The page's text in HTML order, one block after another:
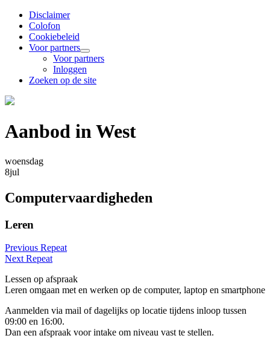
Disclaimer
Colofon
Cookiebeleid
Voor partners
Voor partners
Inloggen
Zoeken op de site
Aanbod in West
woensdag
8jul
Computervaardigheden
Leren
Previous Repeat
Next Repeat
Lessen op afspraak
Leren omgaan met en werken op de computer, laptop en smartphone
Aanmelden via mail of dagelijks op locatie tijdens inloop tussen
09:00 en 16:00.
Dan een afspraak voor intake om niveau vast te stellen.